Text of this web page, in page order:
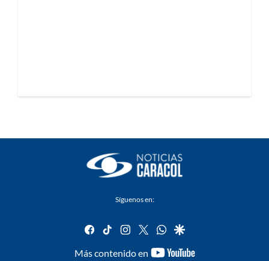
Síguenos en:
facebook
tiktok instagram
twitterwhatsapp
google
Más contenido en
youtube-